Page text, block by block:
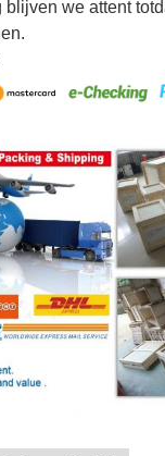
blijven we attent